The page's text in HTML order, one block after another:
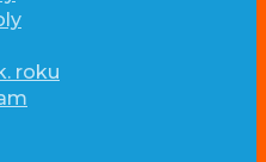
roku